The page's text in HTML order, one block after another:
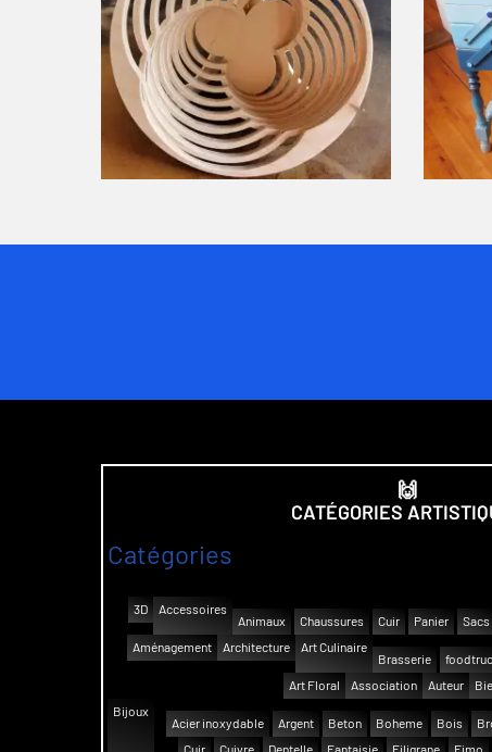
🙌
CATÉGORIES
Catégories
3D
Accessoires
Animaux
Chaussures Cuir Panier Sacs
Aménagement
Architecture
Art Culinaire
Brasserie
Art Floral Association Auteur
Bijoux
Acier inoxydable
Argent Beton Boheme Bois